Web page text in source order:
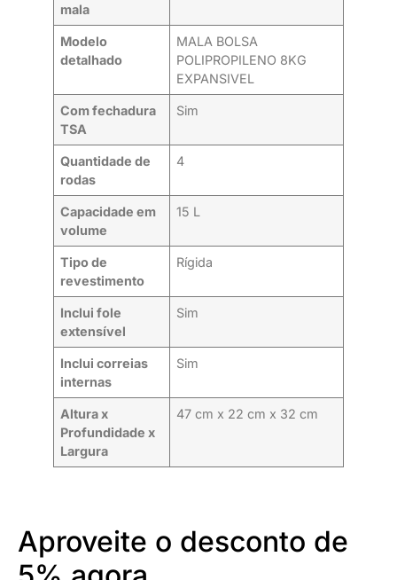
mala
Modelo
detalhado
MALA BOLSA
POLIPROPILENO 8KG
EXPANSIVEL
Com fechadura
TSA
Sim
Quantidade de
rodas
4
Capacidade em
volume
15 L
Tipo de
revestimento
Rígida
Inclui fole
extensível
Sim
Inclui correias
internas
Sim
Altura x
Profundidade x
Largura
47 cm x 22 cm x 32 cm
Aproveite o desconto de